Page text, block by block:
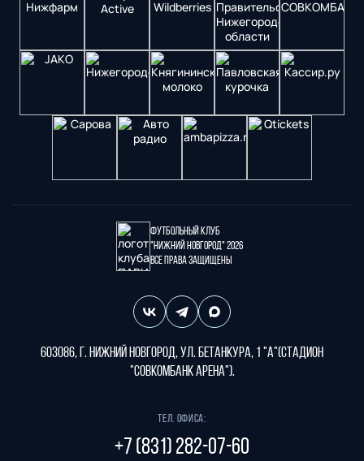
Футбольный клуб
"Нижний Новгород" 2026
Все права защищены
603086, г. Нижний Новгород, ул. Бетанкура, 1 "А"(стадион
"СОВКОМБАНК АРЕНА").
Тел. офиса:
+7 (831) 282-07-60